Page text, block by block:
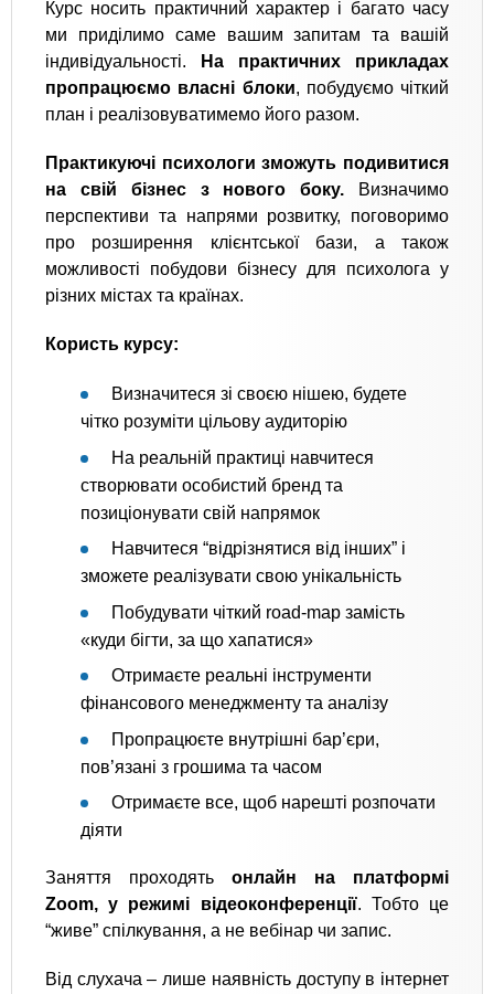
Курс носить практичний характер і багато часу
ми приділимо саме вашим запитам та вашій
індивідуальності.
На практичних прикладах
пропрацюємо власні блоки, побудуємо чіткий
план і реалізовуватимемо його разом.
Практикуючі психологи зможуть подивитися
на свій бізнес з нового боку. Визначимо
перспективи та напрями розвитку, поговоримо
про розширення клієнтської бази, а також
можливості побудови бізнесу для психолога у
різних містах та країнах.
Користь курсу:
Визначитеся зі своєю нішею, будете
чітко розуміти цільову аудиторію
На реальній практиці навчитеся
створювати особистий бренд та
позиціонувати свій напрямок
Навчитеся “відрізнятися від інших” і
зможете реалізувати свою унікальність
Побудувати чіткий road-map замість
«куди бігти, за що хапатися»
Отримаєте реальні інструменти
фінансового менеджменту та аналізу
Пропрацюєте внутрішні бар’єри,
пов’язані з грошима та часом
Отримаєте все, щоб нарешті розпочати
діяти
Заняття проходять онлайн на платформі
Zoom, у режимі відеоконференції. Тобто це
“живе” спілкування, а не вебінар чи запис.
Від слухача – лише наявність доступу в інтернет